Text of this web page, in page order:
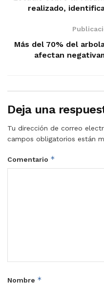
realizado,
Más del 70% del
afectan
Deja una
Tu dirección de correo
campos obligatorios están
Comentario *
Nombre *